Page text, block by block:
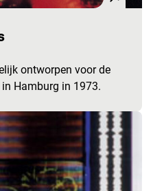
ontworpen voor de
Hamburg in 1973.